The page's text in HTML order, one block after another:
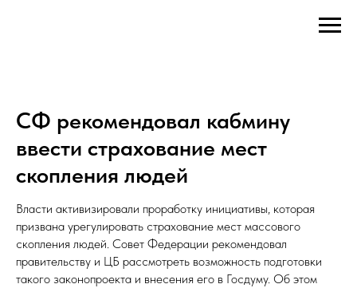
СФ рекомендовал кабмину
ввести страхование мест
скопления людей
Власти активизировали проработку инициативы, которая
призвана урегулировать страхование мест массового
скопления людей. Совет Федерации рекомендовал
правительству и ЦБ рассмотреть возможность подготовки
такого законопроекта и внесения его в Госдуму. Об этом